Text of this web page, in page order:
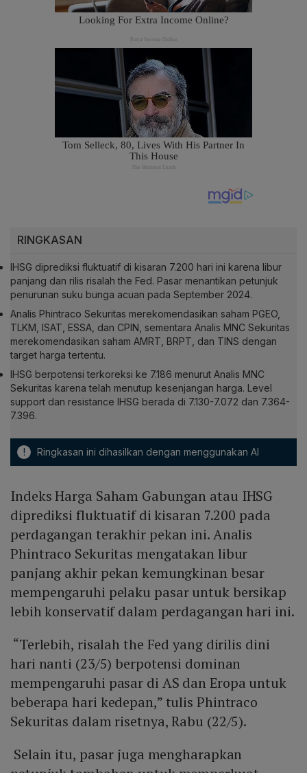
RINGKASAN
IHSG diprediksi fluktuatif di kisaran 7.200 hari ini karena libur
panjang dan rilis risalah the Fed. Pasar menantikan petunjuk
penurunan suku bunga acuan pada September 2024.
Analis Phintraco Sekuritas merekomendasikan saham PGEO,
TLKM, ISAT, ESSA, dan CPIN, sementara Analis MNC Sekuritas
merekomendasikan saham AMRT, BRPT, dan TINS dengan
target harga tertentu.
IHSG berpotensi terkoreksi ke 7.186 menurut Analis MNC
Sekuritas karena telah menutup kesenjangan harga. Level
support dan resistance IHSG berada di 7.130-7.072 dan 7.364-
7.396.
! Ringkasan ini dihasilkan dengan menggunakan AI
Indeks Harga Saham Gabungan atau IHSG
diprediksi fluktuatif di kisaran 7.200 pada
perdagangan terakhir pekan ini. Analis
Phintraco Sekuritas mengatakan libur
panjang akhir pekan kemungkinan besar
mempengaruhi pelaku pasar untuk bersikap
lebih konservatif dalam perdagangan hari ini.
“Terlebih, risalah the Fed yang dirilis dini
hari nanti (23/5) berpotensi dominan
mempengaruhi pasar di AS dan Eropa untuk
beberapa hari kedepan,” tulis Phintraco
Sekuritas dalam risetnya, Rabu (22/5).
Selain itu, pasar juga mengharapkan